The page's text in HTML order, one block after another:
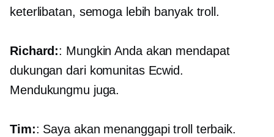
keterlibatan, semoga lebih banyak troll.
Richard:: Mungkin Anda akan mendapat
dukungan dari komunitas Ecwid.
Mendukungmu juga.
Tim:: Saya akan menanggapi troll terbaik.